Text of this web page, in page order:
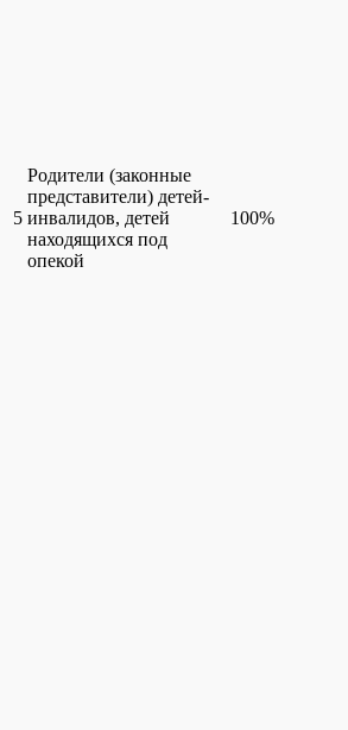
5
Родители (законные
представители) детей-
инвалидов, детей
находящихся под
опекой
100%